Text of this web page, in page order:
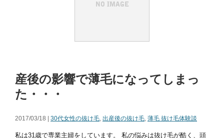
産後の影響で薄毛になってしまっ
た・・・
2017/03/18 | 30代女性の抜け毛, 出産後の抜け毛, 薄毛 抜け毛体験談
私は31歳で専業主婦をしています。 私の悩みは抜け毛が酷く、頭